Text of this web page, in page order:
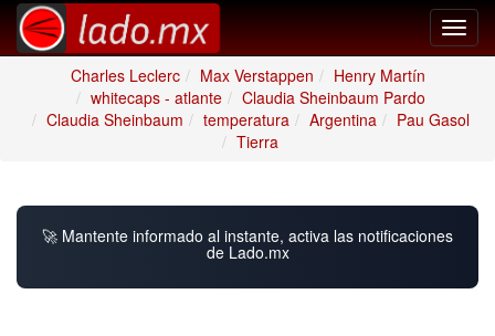
Charles Leclerc
Max Verstappen
Henry Martín
whitecaps - atlante
Claudia Sheinbaum Pardo
Claudia Sheinbaum
temperatura Argentina
Pau Gasol
Tierra
🚀 Mantente informado al instante, activa las notificaciones
de Lado.mx